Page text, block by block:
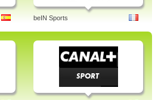
beIN Sports